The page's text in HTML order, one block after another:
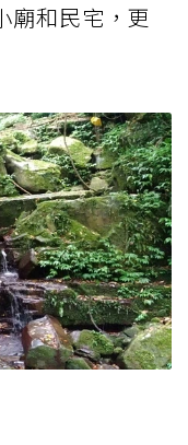
廟和民宅，更